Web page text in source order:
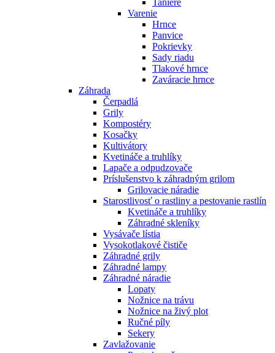
Taniere
Varenie
Hrnce
Panvice
Pokrievky
Sady riadu
Tlakové hrnce
Zaváracie hrnce
Záhrada
Čerpadlá
Grily
Kompostéry
Kosačky
Kultivátory
Kvetináče a truhlíky
Lapače a odpudzovače
Príslušenstvo k záhradným grilom
Grilovacie náradie
Starostlivosť o rastliny a pestovanie rastlín
Kvetináče a truhlíky
Záhradné skleníky
Vysávače lístia
Vysokotlakové čističe
Záhradné grily
Záhradné lampy
Záhradné náradie
Lopaty
Nožnice na trávu
Nožnice na živý plot
Ručné píly
Sekery
Zavlažovanie